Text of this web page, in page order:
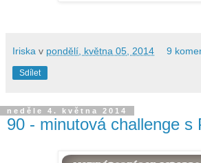
Iriska v pondělí, května 05, 2014 9
Sdílet
neděle 4. května 2014
90 - minutová challenge s